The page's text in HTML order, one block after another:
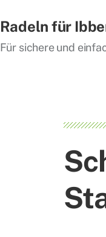
Radeln für
Für sichere und